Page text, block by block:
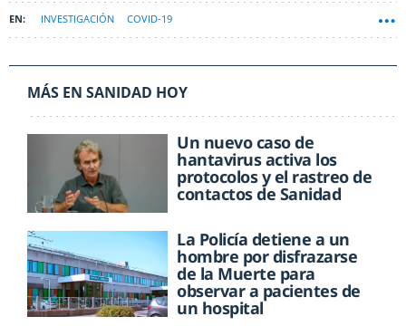
INVESTIGACIÓN COVID-19
MÁS EN SANIDAD HOY
Un nuevo caso de
hantavirus activa los
protocolos y el rastreo de
contactos de Sanidad
La Policía detiene a un
hombre por disfrazarse
de la Muerte para
observar a pacientes de
un hospital